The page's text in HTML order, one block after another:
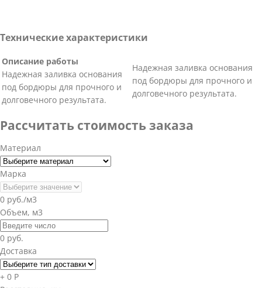
Технические характеристики
Описание работы
Надежная заливка основания
под бордюры для прочного и
долговечного результата.
Надежная заливка основания
под бордюры для прочного и
долговечного результата.
Рассчитать стоимость заказа
Материал
Марка
0 руб./м3
Объем, м3
0 руб.
Доставка
+ 0 Р